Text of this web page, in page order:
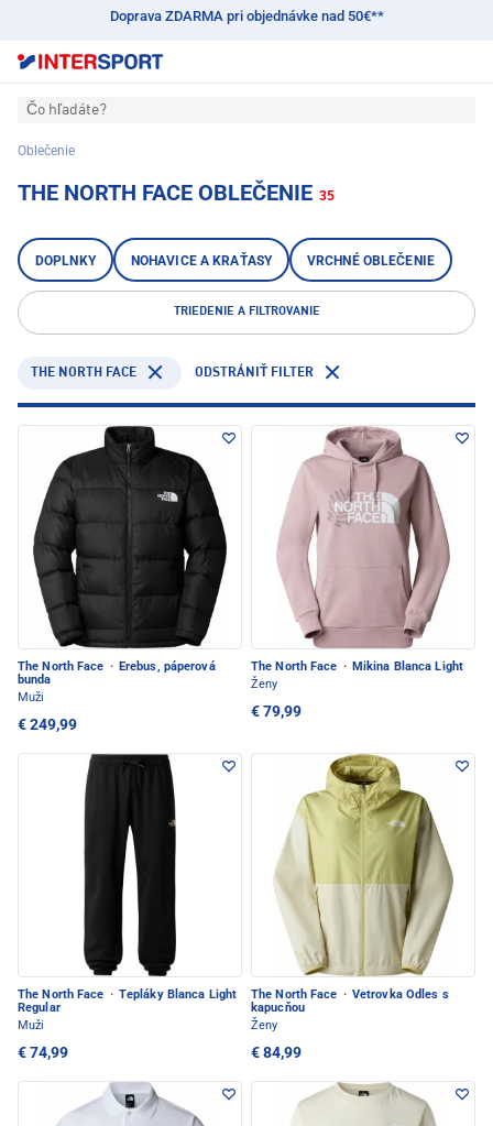
Doprava ZDARMA pri objednávke nad 50€**
Čo hľadáte?
Oblečenie
THE NORTH FACE OBLEČENIE 35
DOPLNKY NOHAVICE A KRAŤASY VRCHNÉ OBLEČENIE
TRIEDENIE A FILTROVANIE
THE NORTH FACE ODSTRÁNIŤ FILTER
The North Face · Erebus, páperová
bunda
Muži
€ 249,99
The North Face · Mikina Blanca Light
Ženy
€ 79,99
The North Face · Tepláky Blanca Light
Regular
Muži
€ 74,99
The North Face · Vetrovka Odles s
kapucňou
Ženy
€ 84,99